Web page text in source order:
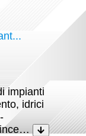
impianti
idrici